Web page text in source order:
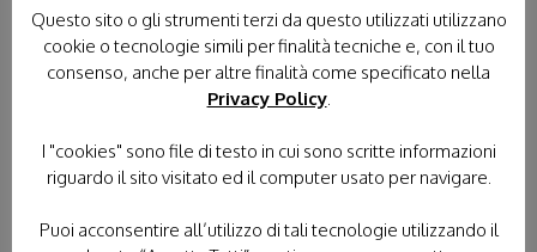
Con l’Unitalsi è possibile partire alla volta di
Questo sito o gli strumenti terzi da questo utilizzati utilizzano
cookie o tecnologie simili per finalità tecniche e, con il tuo
consenso, anche per altre finalità come specificato nella
Privacy Policy.
I "cookies" sono file di testo in cui sono scritte informazioni
riguardo il sito visitato ed il computer usato per navigare.
Puoi acconsentire all’utilizzo di tali tecnologie utilizzando il